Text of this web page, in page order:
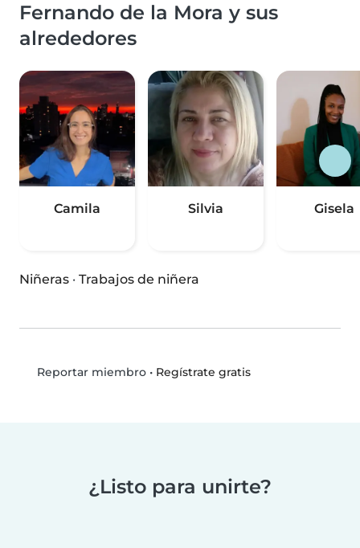
Fernando de la Mora y sus
alrededores
Camila Silvia Gisela
Niñeras · Trabajos de niñera
Reportar miembro• Regístrate gratis
¿Listo para unirte?